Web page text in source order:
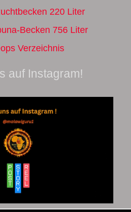
220 Liter
Becken 756 Liter
Verzeichnis
auf Instagram!